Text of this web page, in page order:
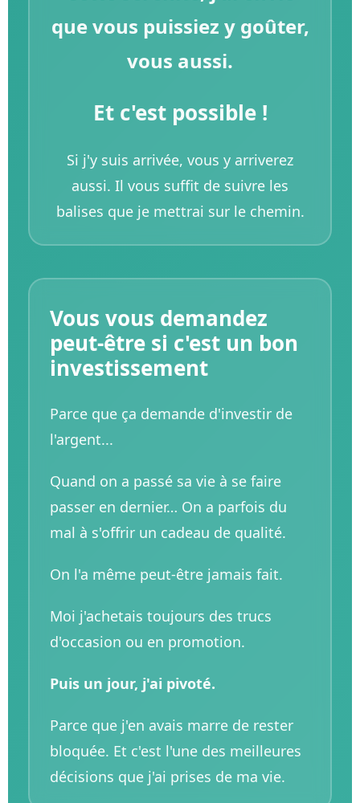
que vous puissiez y goûter,
vous aussi.
Et c'est possible !
Si j'y suis arrivée, vous y arriverez
aussi. Il vous suffit de suivre les
balises que je mettrai sur le chemin.
Vous vous demandez
peut-être si c'est un bon
investissement
Parce que ça demande d'investir de
l'argent...
Quand on a passé sa vie à se faire
passer en dernier… On a parfois du
mal à s'offrir un cadeau de qualité.
On l'a même peut-être jamais fait.
Moi j'achetais toujours des trucs
d'occasion ou en promotion.
Puis un jour, j'ai pivoté.
Parce que j'en avais marre de rester
bloquée. Et c'est l'une des meilleures
décisions que j'ai prises de ma vie.